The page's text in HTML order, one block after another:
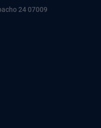
24 07009